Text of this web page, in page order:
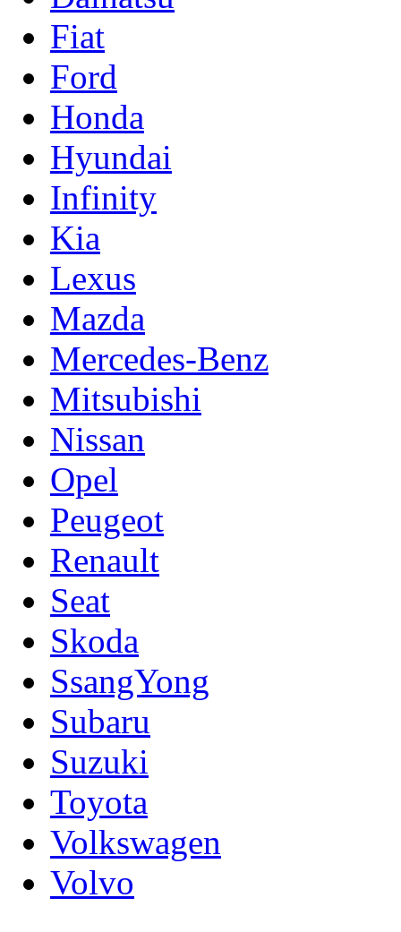
Fiat
Ford
Honda
Hyundai
Infinity
Kia
Lexus
Mazda
Mercedes-Benz
Mitsubishi
Nissan
Opel
Peugeot
Renault
Seat
Skoda
SsangYong
Subaru
Suzuki
Toyota
Volkswagen
Volvo